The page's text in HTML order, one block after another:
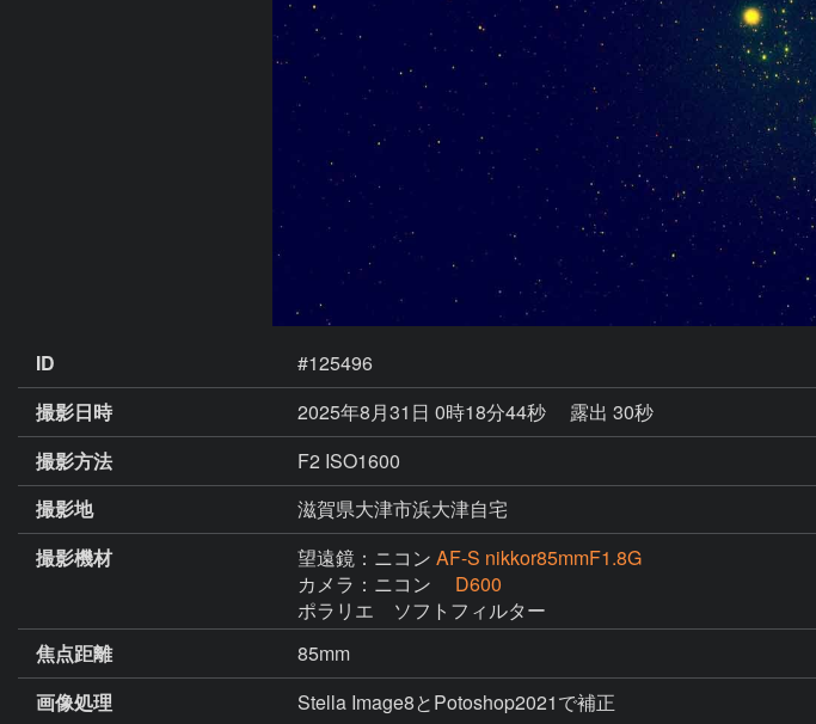
ID
#125496
撮影日時
2025年8月31日 0時18分44秒
露出 30秒
撮影方法
F2 ISO1600
撮影地
滋賀県大津市浜大津自宅
撮影機材
望遠鏡：ニコン AF-S nikkor85mmF1.8G
カメラ：ニコン
D600
ポラリエ　ソフトフィルター
焦点距離
85mm
画像処理
Stella Image8とPotoshop2021で補正